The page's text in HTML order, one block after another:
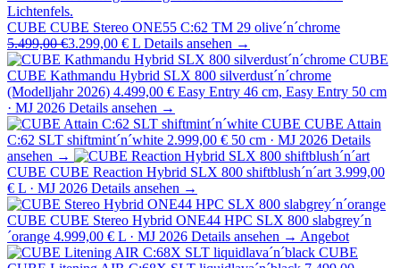
CUBE CUBE Stereo ONE55 C:62 TM 29 olive´n´chrome
5.499,00 €3.299,00 € L Details ansehen →
CUBE
CUBE Kathmandu Hybrid SLX 800 silverdust´n´chrome
(Modelljahr 2026) 4.499,00 € Easy Entry 46 cm, Easy Entry 50 cm
· MJ 2026 Details ansehen →
CUBE CUBE Attain
C:62 SLT shiftmint´n´white 2.999,00 € 50 cm · MJ 2026 Details
ansehen →
CUBE CUBE Reaction Hybrid SLX 800 shiftblush´n´art 3.999,00
€ L · MJ 2026 Details ansehen →
CUBE CUBE Stereo Hybrid ONE44 HPC SLX 800 slabgrey´n
´orange 4.999,00 € L · MJ 2026 Details ansehen → Angebot
CUBE